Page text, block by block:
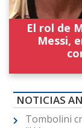
El rol de
Messi,
NOTICIAS
Tombolini